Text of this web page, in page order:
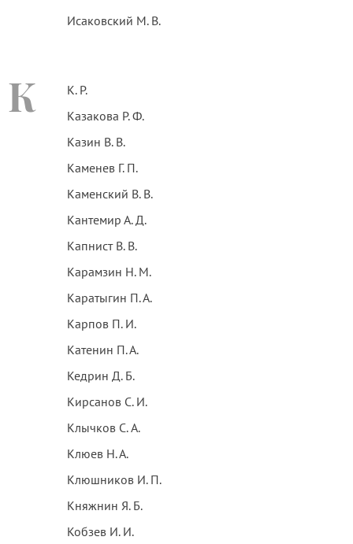
Исаковский М. В.
К
К. Р.
Казакова Р. Ф.
Казин В. В.
Каменев Г. П.
Каменский В. В.
Кантемир А. Д.
Капнист В. В.
Карамзин Н. М.
Каратыгин П. А.
Карпов П. И.
Катенин П. А.
Кедрин Д. Б.
Кирсанов С. И.
Клычков C. А.
Клюев Н. А.
Клюшников И. П.
Княжнин Я. Б.
Кобзев И. И.